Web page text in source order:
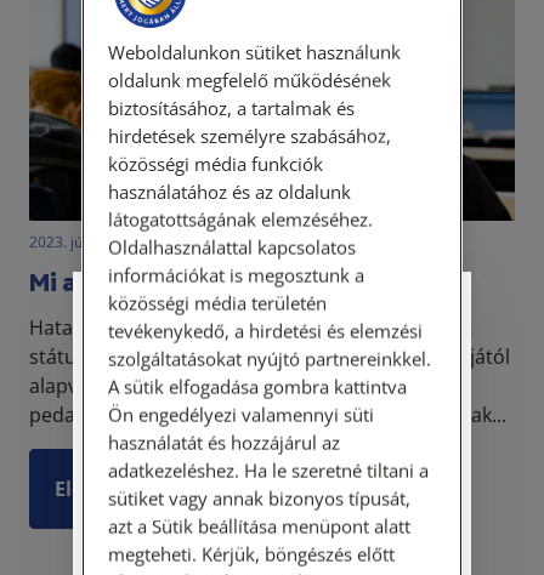
2023. június 13. • LegitiMoadmin
Mi az a státusztörvény?
Hatalmas port kavart a Kormány által benyújtott
státusztörvény-tervezet, ami 2024. január 1. napjától
alapvetően átalakítaná a köznevelésben dolgozó
pedagógusok munkajogi helyzetét, valamint a szak...
Elolvasom
Személyes ügyfélfogadás
Tisztelt Ügyfeleink!
Személyes ügyfélszolgálatunk telefonon
történő előzetes időpontegyeztetés után,
szerdai napokon érhető el.
Címünk: 1087 Budapest, Hungária körút
30/A. 8. emelet. Pontos megközelítési
útmutatónk a Kapcsolat – Elérhetőségeink
Weboldalunkon sütiket használunk
oldalunk megfelelő működésének
biztosításához, a tartalmak és
hirdetések személyre szabásához,
közösségi média funkciók
használatához és az oldalunk
látogatottságának elemzéséhez.
Oldalhasználattal kapcsolatos
információkat is megosztunk a
közösségi média területén
tevékenykedő, a hirdetési és elemzési
szolgáltatásokat nyújtó partnereinkkel.
A sütik elfogadása gombra kattintva
Ön engedélyezi valamennyi süti
használatát és hozzájárul az
adatkezeléshez. Ha le szeretné tiltani a
sütiket vagy annak bizonyos típusát,
azt a Sütik beállítása menüpont alatt
megteheti. Kérjük, böngészés előtt